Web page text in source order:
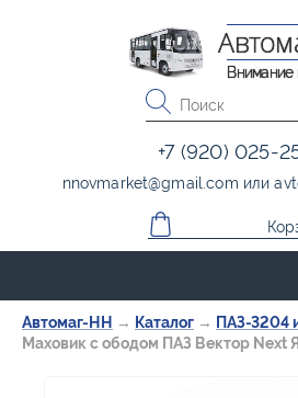
Автомаг-НН → Каталог → ПАЗ-3204
Маховик с ободом ПАЗ Вектор Next
Внимание
+7 (920) 025-
nnovmarket@gmail.com или